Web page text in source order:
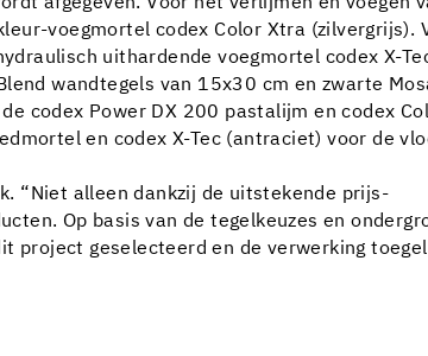
voegmortel codex Color Xtra (zilvergrijs).
uithardende voegmortel codex X-
wandtegels van 15x30 cm en zwarte
codex Power DX 200 pastalijm en codex
en codex X-Tec (antraciet) voor de
“Niet alleen dankzij de uitstekende prijs-
Op basis van de tegelkeuzes en
project geselecteerd en de verwerking